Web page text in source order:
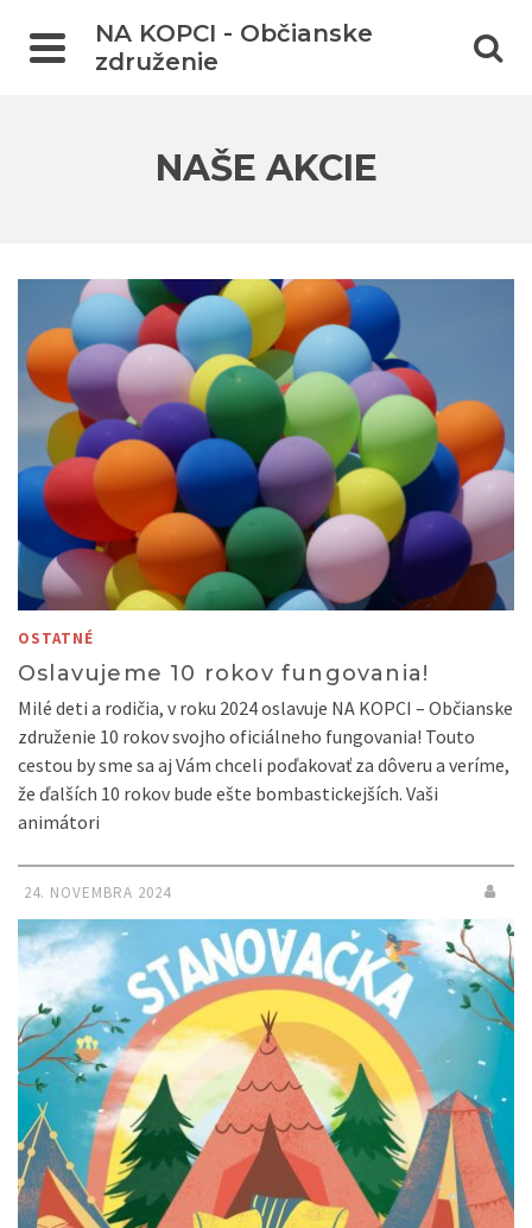
NA KOPCI - Občianske
združenie
NAŠE AKCIE
OSTATNÉ
Oslavujeme 10 rokov fungovania!
Milé deti a rodičia, v roku 2024 oslavuje NA KOPCI – Občianske
združenie 10 rokov svojho oficiálneho fungovania! Touto
cestou by sme sa aj Vám chceli poďakovať za dôveru a veríme,
že ďalších 10 rokov bude ešte bombastickejších. Vaši
animátori
24. NOVEMBRA 2024